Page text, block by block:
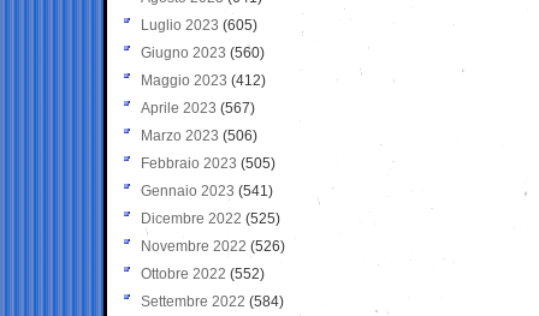
Luglio 2023 (605)
Giugno 2023 (560)
Maggio 2023 (412)
Aprile 2023 (567)
Marzo 2023 (506)
Febbraio 2023 (505)
Gennaio 2023 (541)
Dicembre 2022 (525)
Novembre 2022 (526)
Ottobre 2022 (552)
Settembre 2022 (584)